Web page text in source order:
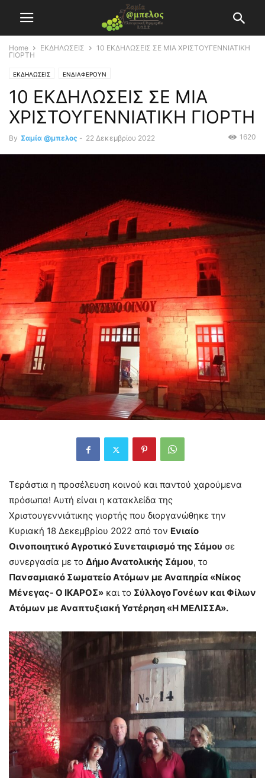
Home ΕΚΔΗΛΩΣΕΙΣ
10 ΕΚΔΗΛΩΣΕΙΣ ΣΕ ΜΙΑ ΧΡΙΣΤΟΥΓΕΝΝΙΑΤΙΚΗ
ΓΙΟΡΤΗ
ΕΚΔΗΛΩΣΕΙΣ ΕΝΔΙΑΦΕΡΟΥΝ
10 ΕΚΔΗΛΩΣΕΙΣ ΣΕ ΜΙΑ
ΧΡΙΣΤΟΥΓΕΝΝΙΑΤΙΚΗ ΓΙΟΡΤΗ
By Σαμία @μπελος - 22 Δεκεμβρίου 2022 1620
Τεράστια η προσέλευση κοινού και παντού χαρούμενα
πρόσωπα! Αυτή είναι η κατακλείδα της
Χριστουγεννιάτικης γιορτής που διοργανώθηκε την
Κυριακή 18 Δεκεμβρίου 2022 από τον Ενιαίο
Οινοποιητικό Αγροτικό Συνεταιρισμό της Σάμου σε
συνεργασία με το Δήμο Ανατολικής Σάμου, το
Πανσαμιακό Σωματείο Ατόμων με Αναπηρία «Νίκος
Μένεγας- Ο ΙΚΑΡΟΣ» και το Σύλλογο Γονέων και Φίλων
Ατόμων με Αναπτυξιακή Υστέρηση «Η ΜΕΛΙΣΣΑ».